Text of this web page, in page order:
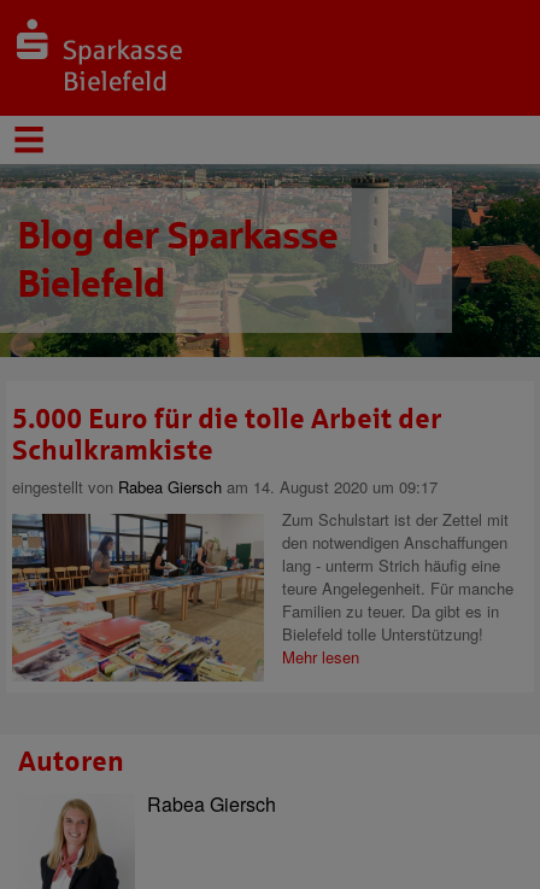
Blog der Sparkasse
Bielefeld
5.000 Euro für die tolle Arbeit der
Schulkramkiste
eingestellt von Rabea Giersch am 14. August 2020 um 09:17
Zum Schulstart ist der Zettel mit
den notwendigen Anschaffungen
lang - unterm Strich häufig eine
teure Angelegenheit. Für manche
Familien zu teuer. Da gibt es in
Bielefeld tolle Unterstützung!
Mehr lesen
Autoren
Rabea Giersch